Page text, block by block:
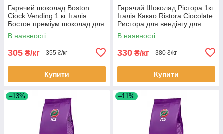
Гарячий шоколад Boston
Ciock Vending 1 кг Італія
Бостон преміум шоколад для
вендинга
В наявності
305 ₴/кг 355 ₴/кг
Купити
Гарячий Шоколад Рістора 1кг
Італія Какао Ristora Ciocolate
Ристора для вендінгу для
автоматів
В наявності
330 ₴/кг 380 ₴/кг
Купити
–13% –11%